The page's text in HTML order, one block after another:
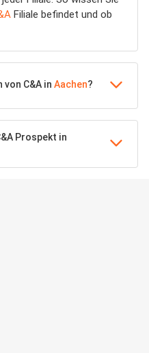
Filiale befindet und ob
C&A in Aachen?
Prospekt in